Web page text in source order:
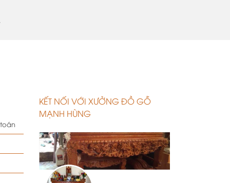
KẾT NỐI VỚI XƯỞNG ĐỒ GỖ
MẠNH HÙNG